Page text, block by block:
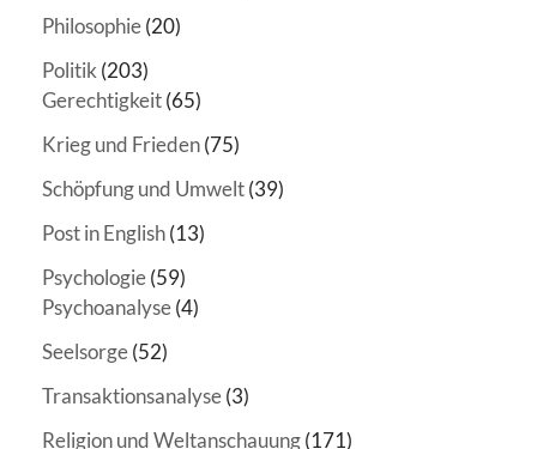
Philosophie(20)
Politik(203)
Gerechtigkeit(65)
Krieg und Frieden(75)
Schöpfung und Umwelt(39)
Post in English(13)
Psychologie(59)
Psychoanalyse(4)
Seelsorge(52)
Transaktionsanalyse(3)
Religion und Weltanschauung(171)